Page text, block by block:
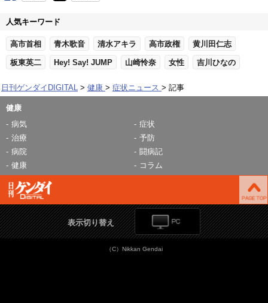
人気キーワード
高市首相 青木歌音 清水アキラ 高市政権 黄川田仁志
板東英二 Hey! Say! JUMP 山崎怜奈 女性 吉川ひなの
日刊ゲンダイDIGITAL 健康 症状ニュース 記事
健康
病気
症状
治療
予防
病院
闘病記
健康
コラム
表示切り替え
（C）Nikkan Gendai